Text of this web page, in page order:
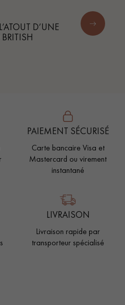
D’UNE
PAIEMENT SÉCURISÉ
Carte bancaire Visa et
Mastercard ou virement
instantané
LIVRAISON
Livraison rapide par
transporteur spécialisé